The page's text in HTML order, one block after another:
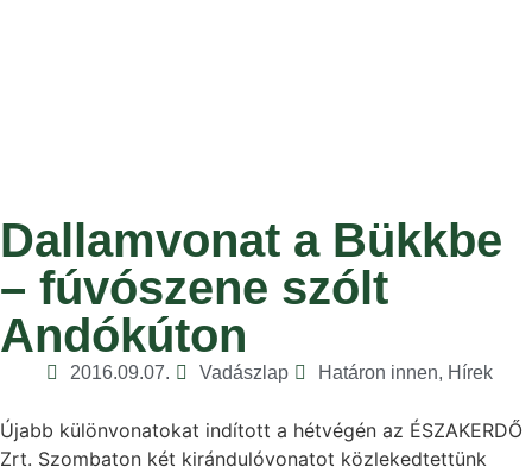
Dallamvonat a Bükkbe
– fúvószene szólt
Andókúton
2016.09.07. Vadászlap Határon innen, Hírek
Újabb különvonatokat indított a hétvégén az ÉSZAKERDŐ
Zrt. Szombaton két kirándulóvonatot közlekedtettünk